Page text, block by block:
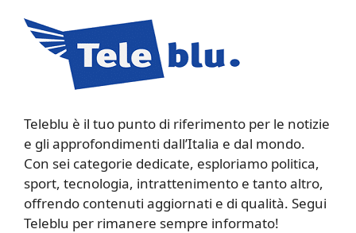
Teleblu è il tuo punto di riferimento per le notizie
e gli approfondimenti dall’Italia e dal mondo.
Con sei categorie dedicate, esploriamo politica,
sport, tecnologia, intrattenimento e tanto altro,
offrendo contenuti aggiornati e di qualità. Segui
Teleblu per rimanere sempre informato!